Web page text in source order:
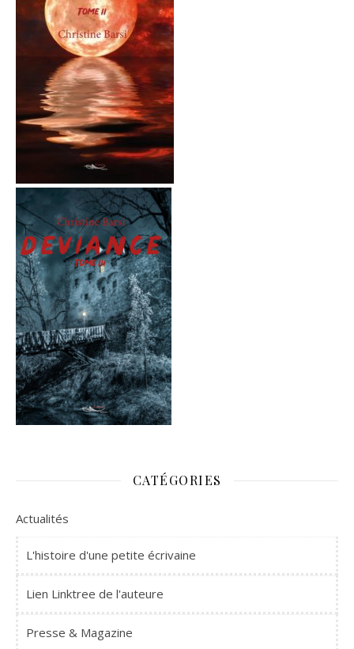
CATÉGORIES
Actualités
L'histoire d'une petite écrivaine
Lien Linktree de l'auteure
Presse & Magazine